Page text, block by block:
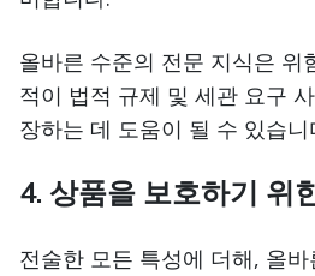
올바른 수준의 전문 지식은 위
적이 법적 규제 및 세관 요구
장하는 데 도움이 될 수 있습니
4. 상품을 보호하기 위
전술한 모든 특성에 더해, 올